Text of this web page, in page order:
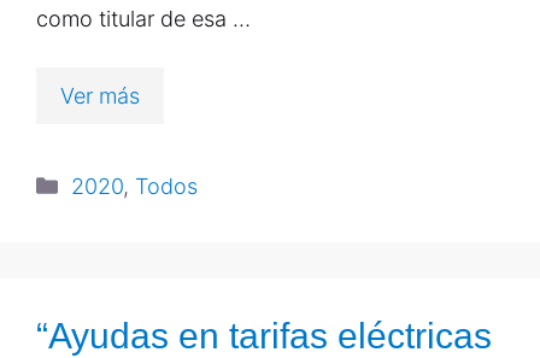
como titular de esa …
Ver más
2020, Todos
“Ayudas en tarifas eléctricas